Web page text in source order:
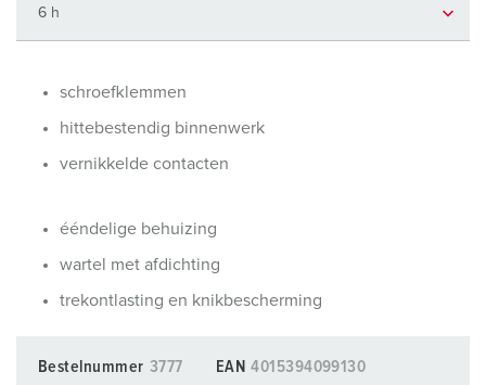
schroefklemmen
hittebestendig binnenwerk
vernikkelde contacten
ééndelige behuizing
wartel met afdichting
trekontlasting en knikbescherming
Bestelnummer 3777 EAN 4015394099130